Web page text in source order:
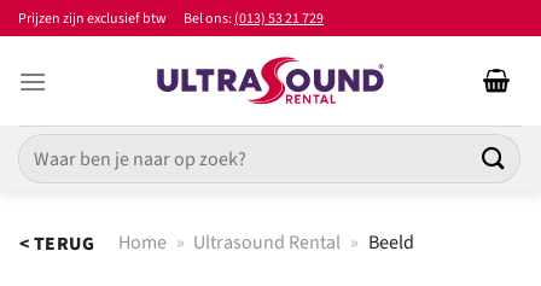
Ga
naar
inhoud
Prijzen zijn exclusief btw Bel ons:(013) 53 21 729
Zoeken
naar:
< TERUG Home » Ultrasound Rental » Beeld